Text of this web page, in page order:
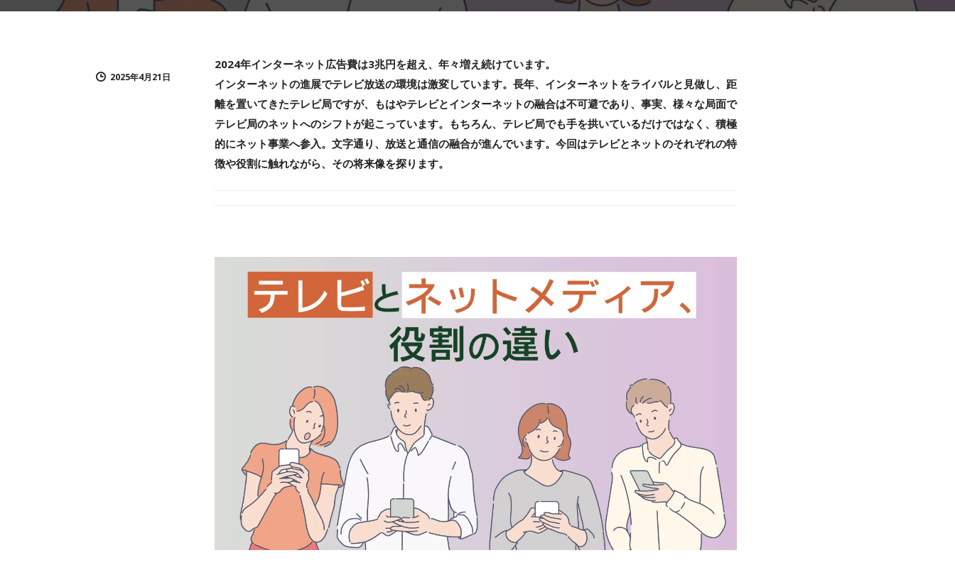
2025年4月21日
2024年インターネット広告費は3兆円を超え、年々増え続けています。
インターネットの進展でテレビ放送の環境は激変しています。長年、インターネットをライバルと見做し、距
離を置いてきたテレビ局ですが、もはやテレビとインターネットの融合は不可避であり、事実、様々な局面で
テレビ局のネットへのシフトが起こっています。もちろん、テレビ局でも手を拱いているだけではなく、積極
的にネット事業へ参入。文字通り、放送と通信の融合が進んでいます。今回はテレビとネットのそれぞれの特
徴や役割に触れながら、その将来像を探ります。